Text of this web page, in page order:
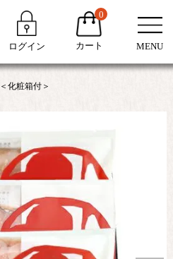
ログイン
0
カート MENU
化粧箱付＞